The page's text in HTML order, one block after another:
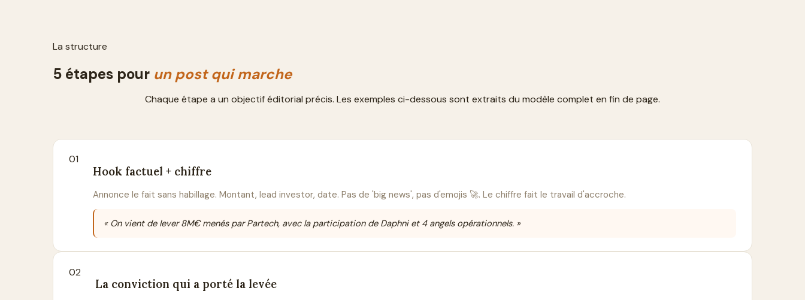
La structure
5 étapes pour un post qui marche
Chaque étape a un objectif éditorial précis. Les exemples ci-dessous sont extraits du modèle complet en fin de page.
01
Hook factuel + chiffre
Annonce le fait sans habillage. Montant, lead investor, date. Pas de 'big news', pas d'emojis 🚀. Le chiffre fait le travail d'accroche.
« On vient de lever 8M€ menés par Partech, avec la participation de Daphni et 4 angels opérationnels. »
02
La conviction qui a porté la levée